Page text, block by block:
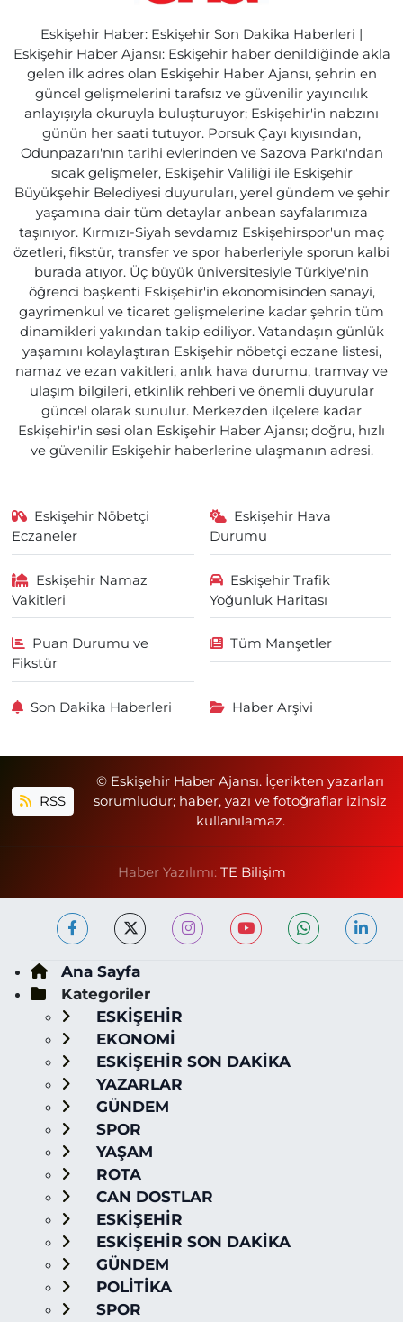
Eskişehir Haber: Eskişehir Son Dakika Haberleri |
Eskişehir Haber Ajansı: Eskişehir haber denildiğinde akla
gelen ilk adres olan Eskişehir Haber Ajansı, şehrin en
güncel gelişmelerini tarafsız ve güvenilir yayıncılık
anlayışıyla okuruyla buluşturuyor; Eskişehir'in nabzını
günün her saati tutuyor. Porsuk Çayı kıyısından,
Odunpazarı'nın tarihi evlerinden ve Sazova Parkı'ndan
sıcak gelişmeler, Eskişehir Valiliği ile Eskişehir
Büyükşehir Belediyesi duyuruları, yerel gündem ve şehir
yaşamına dair tüm detaylar anbean sayfalarımıza
taşınıyor. Kırmızı-Siyah sevdamız Eskişehirspor'un maç
özetleri, fikstür, transfer ve spor haberleriyle sporun kalbi
burada atıyor. Üç büyük üniversitesiyle Türkiye'nin
öğrenci başkenti Eskişehir'in ekonomisinden sanayi,
gayrimenkul ve ticaret gelişmelerine kadar şehrin tüm
dinamikleri yakından takip ediliyor. Vatandaşın günlük
yaşamını kolaylaştıran Eskişehir nöbetçi eczane listesi,
namaz ve ezan vakitleri, anlık hava durumu, tramvay ve
ulaşım bilgileri, etkinlik rehberi ve önemli duyurular
güncel olarak sunulur. Merkezden ilçelere kadar
Eskişehir'in sesi olan Eskişehir Haber Ajansı; doğru, hızlı
ve güvenilir Eskişehir haberlerine ulaşmanın adresi.
Eskişehir Nöbetçi
Eczaneler
Eskişehir Hava
Durumu
Eskişehir Namaz
Vakitleri
Eskişehir Trafik
Yoğunluk Haritası
Puan Durumu ve
Fikstür
Tüm Manşetler
Son Dakika Haberleri Haber Arşivi
RSS
© Eskişehir Haber Ajansı. İçerikten yazarları
sorumludur; haber, yazı ve fotoğraflar izinsiz
kullanılamaz.
Haber Yazılımı: TE Bilişim
Ana Sayfa
Kategoriler
ESKİŞEHİR
EKONOMİ
ESKİŞEHİR SON DAKİKA
YAZARLAR
GÜNDEM
SPOR
YAŞAM
ROTA
CAN DOSTLAR
ESKİŞEHİR
ESKİŞEHİR SON DAKİKA
GÜNDEM
POLİTİKA
SPOR